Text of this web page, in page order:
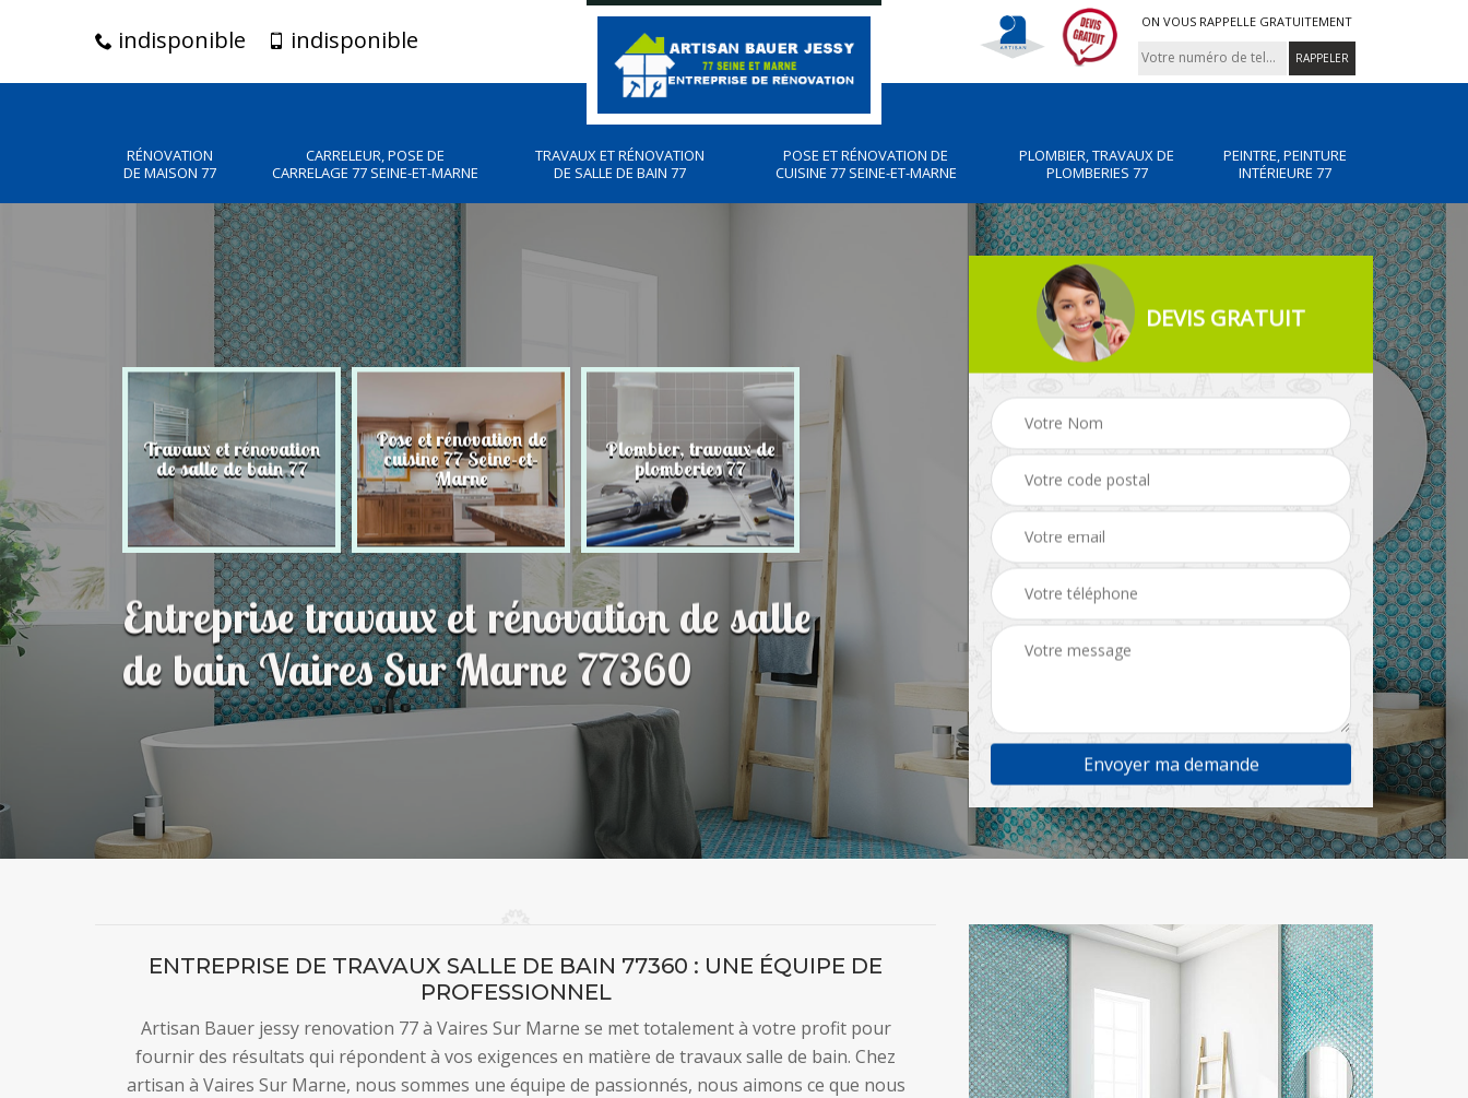
indisponible indisponible
ON VOUS RAPPELLE GRATUITEMENT
RÉNOVATION
DE MAISON 77
CARRELEUR, POSE DE
CARRELAGE 77 SEINE-ET-MARNE
TRAVAUX ET RÉNOVATION
DE SALLE DE BAIN 77
POSE ET RÉNOVATION DE
CUISINE 77 SEINE-ET-MARNE
PLOMBIER, TRAVAUX DE
PLOMBERIES 77
PEINTRE, PEINTURE
INTÉRIEURE 77
Travaux et rénovation
de salle de bain 77
Pose et rénovation de
cuisine 77 Seine-et-
Marne
Plombier, travaux de
plomberies 77
Rénovation de maison
77
Carreleur, pose de
carrelage 77 Seine-et-
Entreprise travaux et rénovation de salle
de bain Vaires Sur Marne 77360
DEVIS GRATUIT
ENTREPRISE DE TRAVAUX SALLE DE BAIN 77360 : UNE ÉQUIPE DE
PROFESSIONNEL
Artisan Bauer jessy renovation 77 à Vaires Sur Marne se met totalement à votre profit pour
fournir des résultats qui répondent à vos exigences en matière de travaux salle de bain. Chez
artisan à Vaires Sur Marne, nous sommes une équipe de passionnés, nous aimons ce que nous